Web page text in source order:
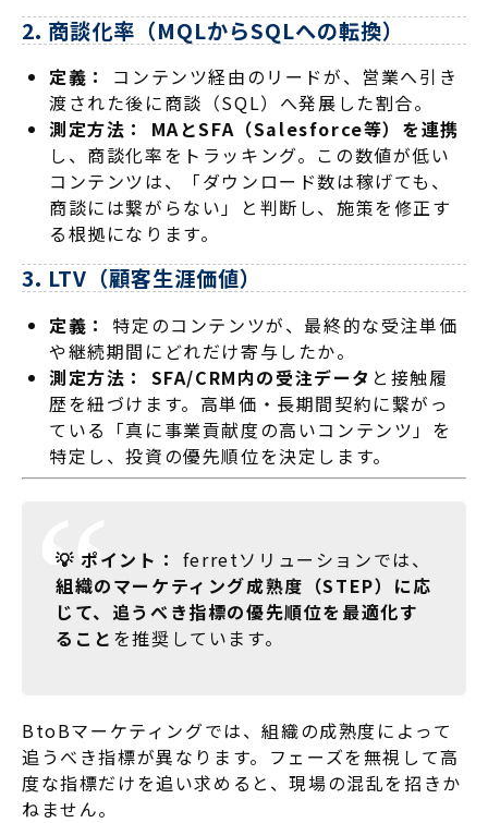
2. 商談化率（MQLからSQLへの転換）
定義：
コンテンツ経由のリードが、営業へ引き
渡された後に商談（SQL）へ発展した割合。
測定方法：
MAとSFA（Salesforce等）を連携
し、商談化率をトラッキング。この数値が低い
コンテンツは、「ダウンロード数は稼げても、
商談には繋がらない」と判断し、施策を修正す
る根拠になります。
3. LTV（顧客生涯価値）
定義：
特定のコンテンツが、最終的な受注単価
や継続期間にどれだけ寄与したか。
測定方法：
SFA/CRM内の受注データ と接触履
歴を紐づけます。高単価・長期間契約に繋がっ
ている「真に事業貢献度の高いコンテンツ」を
特定し、投資の優先順位を決定します。
💡 ポイント： ferretソリューションでは、
組織のマーケティング成熟度（STEP）に応
じて、追うべき指標の優先順位を最適化す
ること を推奨しています。
BtoBマーケティングでは、組織の成熟度によって
追うべき指標が異なります。フェーズを無視して高
度な指標だけを追い求めると、現場の混乱を招きか
ねません。